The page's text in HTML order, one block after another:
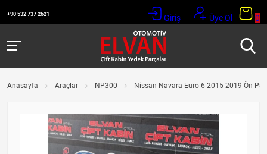
+90 532 737 2621 Giriş Üye Ol 0
Anasayfa Araçlar NP300 Nissan Navara Euro 6 2015-2019 Ön